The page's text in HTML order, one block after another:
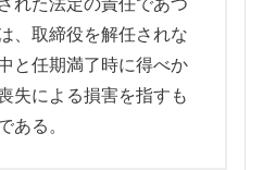
、取締役を解任されな
と任期満了時に得べか
失による損害を指すも
ある。